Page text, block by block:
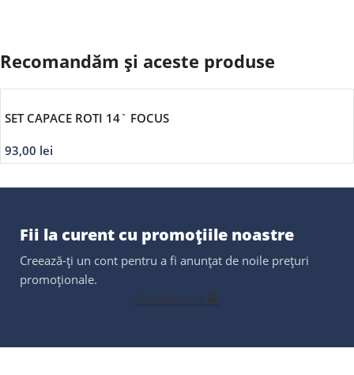
Recomandăm și aceste produse
SET CAPACE ROTI 14` FOCUS
93,00 lei
Fii la curent cu promoțiile noastre
Creează-ți un cont pentru a fi anunțat de noile prețuri
promoționale.
Creează cont